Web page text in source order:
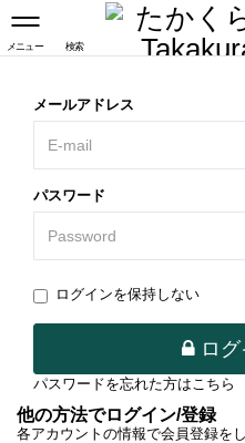
メニュー 検索
メールアドレス
パスワード
ログインを保持しない
ロ
パスワードを忘れた方はこちら
他の方法でログイン/登録
各アカウントの情報で会員登録を